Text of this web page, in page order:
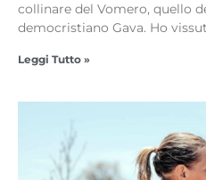
collinare del Vomero, quello
democristiano Gava. Ho
Leggi Tutto »